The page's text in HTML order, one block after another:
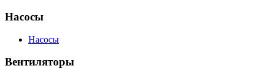
Насосы
Насосы
Вентиляторы